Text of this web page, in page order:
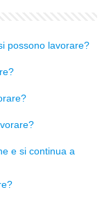
possono lavorare?
e si continua a